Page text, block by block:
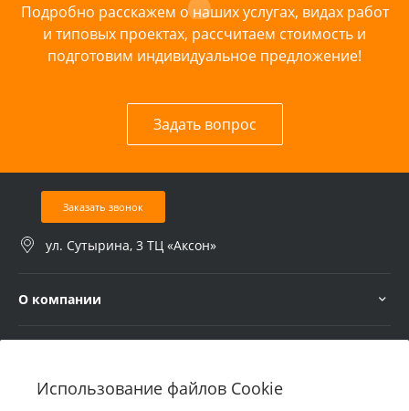
Использование файлов Cookie
Подробно расскажем о наших услугах, видах работ
и типовых проектах, рассчитаем стоимость и
подготовим индивидуальное предложение!
Задать вопрос
Заказать звонок
ул. Сутырина, 3 ТЦ «Аксон»
О компании